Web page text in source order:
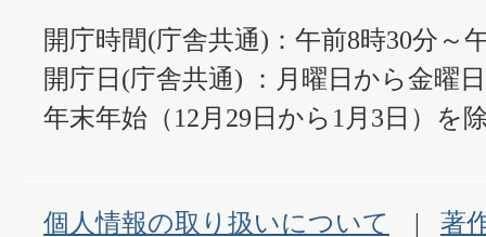
開庁時間(庁舎共通)：午前8時30分～
開庁日(庁舎共通) ：月曜日から金曜
年末年始（12月29日から1月3日）を
個人情報の取り扱いについて
著